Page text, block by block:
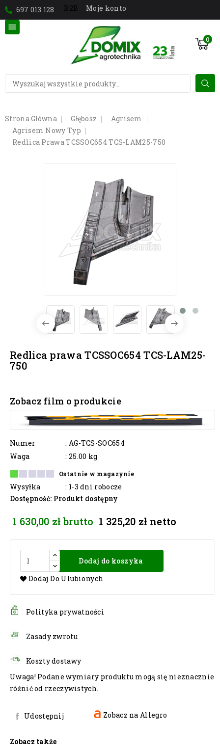
697 013 128 B2B Moje konto
0

Strona Główna Głębosz
Agrisem
Agrisem Nowy Typ
Redlica Prawa TCSSOC654 TCS-LAM25-750
Redlica prawa TCSSOC654 TCS-LAM25-
750
Zobacz film o produkcie
Numer
: AG-TCS-SOC654
Waga
: 25.00 kg
Ostatnie w magazynie
Wysyłka
: 1-3 dni robocze
Dostępność: Produkt dostępny
1 630,00 zł brutto 1 325,20 zł netto
Dodaj do koszyka
Dodaj Do Ulubionych
Polityka prywatności
Zasady zwrotu
Koszty dostawy
Uwaga! Podane wymiary produktu mogą się nieznacznie
różnić od rzeczywistych.
Zobacz na Allegro
Zobacz także
Udostępnij